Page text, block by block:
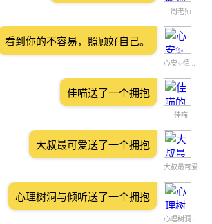
周老师
心安✨情绪情感
看到你的不容易，照顾好自己。
佳喵
佳喵送了一个拥抱
大叔最可爱
大叔最可爱送了一个拥抱
心理树洞与倾听
心理树洞与倾听送了一个拥抱